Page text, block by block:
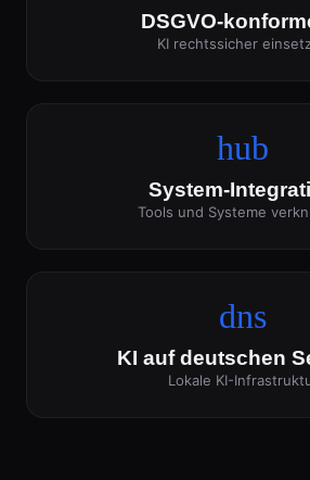
DSGVO-
KI rechtssicher
hub
System-
Tools und Systeme
dns
KI auf deutschen
Lokale KI-